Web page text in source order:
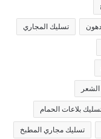
تسليك المجاري
بلاعات الحمام
تسليك مجاري المطبخ